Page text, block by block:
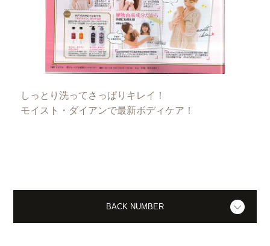
しっとり洗ってさっぱりキレイ！
モイスト・ダイアンで最新ボディケア！
BACK NUMBER